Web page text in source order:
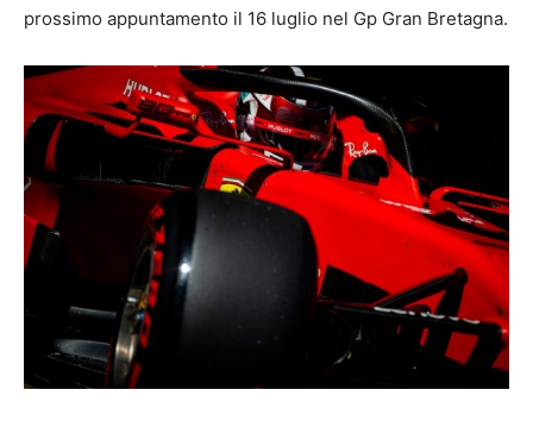
prossimo appuntamento il 16 luglio nel Gp Gran Bretagna.